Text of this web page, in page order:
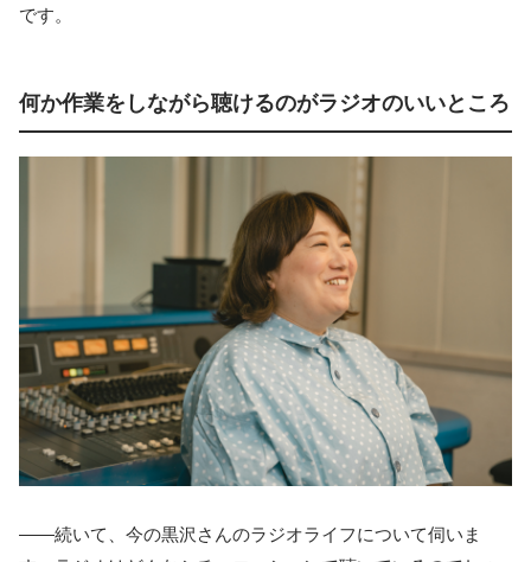
です。
何か作業をしながら聴けるのがラジオのいいところ
――続いて、今の黒沢さんのラジオライフについて伺いま